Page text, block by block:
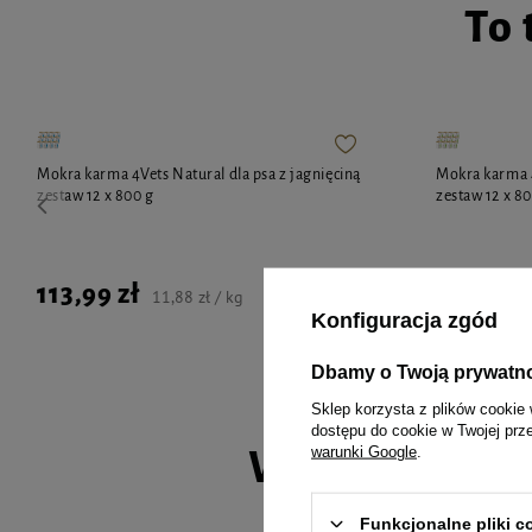
To
Mokra karma 4Vets Natural dla psa z jagnięciną
zestaw 12 x 800 g
113,99 zł 11,88 zł / kg
Mokra karma
zestaw 12 x
Wybrane
Konfiguracja zgód
Dbamy o Twoją
Sklep korzysta z plików cookie
dostępu do cookie w Twojej
warunki Google
Funkcjonalne pliki